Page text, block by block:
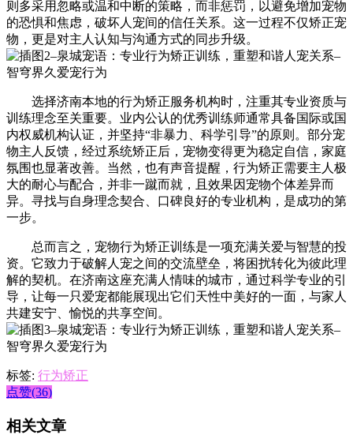
则多采用忽略或温和中断的策略，而非惩罚，以避免增加宠物
的恐惧和焦虑，破坏人宠间的信任关系。这一过程不仅矫正宠
物，更是对主人认知与沟通方式的同步升级。
选择济南本地的行为矫正服务机构时，注重其专业资质与
训练理念至关重要。业内公认的优秀训练师通常具备国际或国
内权威机构认证，并坚持“非暴力、科学引导”的原则。部分宠
物主人反馈，经过系统矫正后，宠物变得更为稳定自信，家庭
氛围也显著改善。当然，也有声音提醒，行为矫正需要主人极
大的耐心与配合，并非一蹴而就，且效果因宠物个体差异而
异。寻找与自身理念契合、口碑良好的专业机构，是成功的第
一步。
总而言之，宠物行为矫正训练是一项充满关爱与智慧的投
资。它致力于破解人宠之间的交流壁垒，将困扰转化为彼此理
解的契机。在济南这座充满人情味的城市，通过科学专业的引
导，让每一只爱宠都能展现出它们天性中美好的一面，与家人
共建安宁、愉悦的共享空间。
标签: 行为矫正
点赞(36)
相关文章